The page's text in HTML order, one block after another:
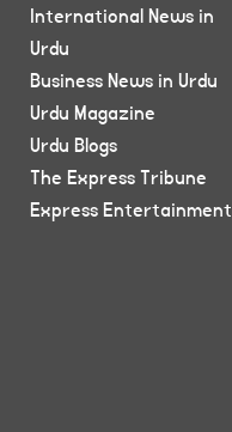
International News in
Urdu
Business News in Urdu
Urdu Magazine
Urdu Blogs
The Express Tribune
Express Entertainment